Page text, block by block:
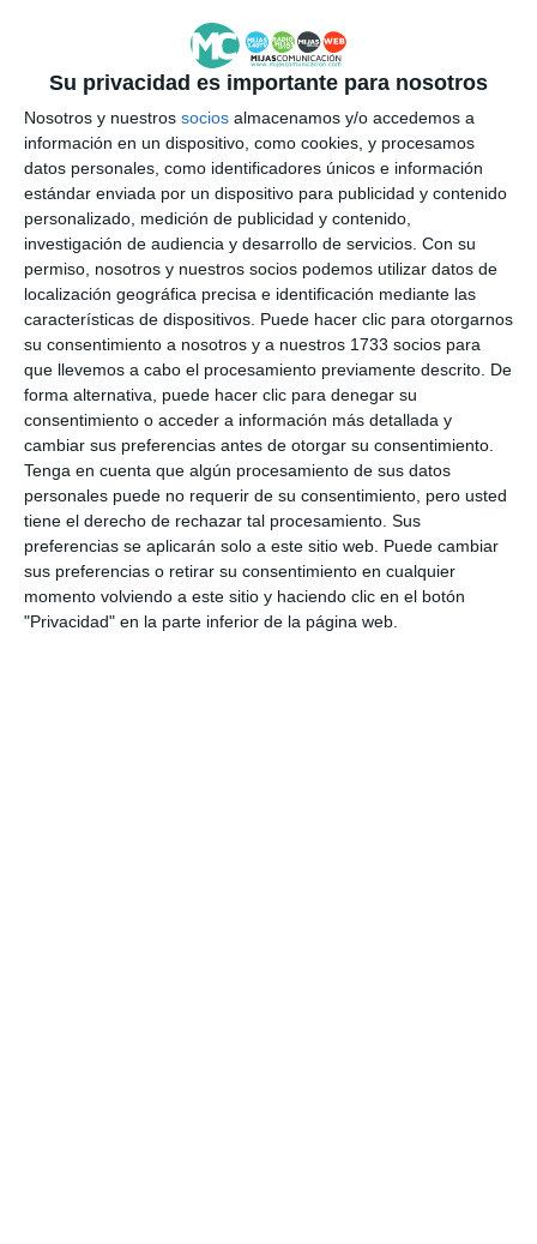
Su privacidad es importante para nosotros
Nosotros y nuestros socios almacenamos y/o accedemos a
información en un dispositivo, como cookies, y procesamos
datos personales, como identificadores únicos e información
estándar enviada por un dispositivo para publicidad y contenido
personalizado, medición de publicidad y contenido,
investigación de audiencia y desarrollo de servicios. Con su
permiso, nosotros y nuestros socios podemos utilizar datos de
localización geográfica precisa e identificación mediante las
características de dispositivos. Puede hacer clic para otorgarnos
su consentimiento a nosotros y a nuestros 1733 socios para
que llevemos a cabo el procesamiento previamente descrito. De
forma alternativa, puede hacer clic para denegar su
consentimiento o acceder a información más detallada y
cambiar sus preferencias antes de otorgar su consentimiento.
Tenga en cuenta que algún procesamiento de sus datos
personales puede no requerir de su consentimiento, pero usted
tiene el derecho de rechazar tal procesamiento. Sus
preferencias se aplicarán solo a este sitio web. Puede cambiar
sus preferencias o retirar su consentimiento en cualquier
momento volviendo a este sitio y haciendo clic en el botón
"Privacidad" en la parte inferior de la página web.